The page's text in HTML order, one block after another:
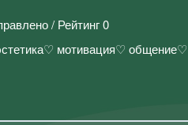
/ Рейтинг 0
мотивация♡